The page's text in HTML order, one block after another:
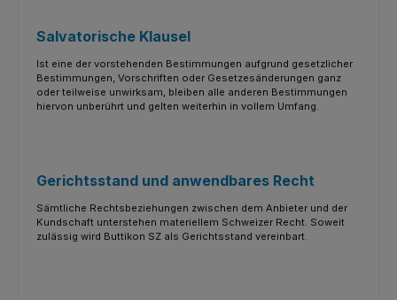
Salvatorische Klausel
Ist eine der vorstehenden Bestimmungen aufgrund gesetzlicher
Bestimmungen, Vorschriften oder Gesetzesänderungen ganz
oder teilweise unwirksam, bleiben alle anderen Bestimmungen
hiervon unberührt und gelten weiterhin in vollem Umfang.
Gerichtsstand und anwendbares Recht
Sämtliche Rechtsbeziehungen zwischen dem Anbieter und der
Kundschaft unterstehen materiellem Schweizer Recht. Soweit
zulässig wird Buttikon SZ als Gerichtsstand vereinbart.